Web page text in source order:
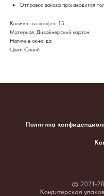
​Отправка заказа производится
Количество конфет: 15
Материал: Дизайнерский картон
Наличие окна: да
Цвет: Синий
Политика
© 2021-
Кондитерская